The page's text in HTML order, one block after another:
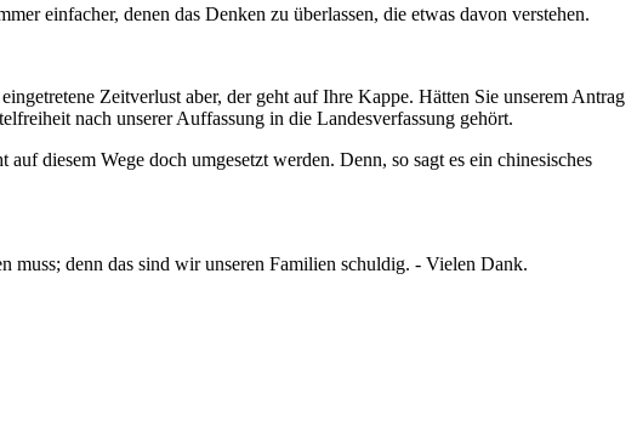
einfacher, denen das Denken zu überlassen, die etwas davon verstehen.
Zeitverlust aber, der geht auf Ihre Kappe. Hätten Sie unserem Antrag
nach unserer Auffassung in die Landesverfassung gehört.
diesem Wege doch umgesetzt werden. Denn, so sagt es ein chinesisches
muss; denn das sind wir unseren Familien schuldig. - Vielen Dank.